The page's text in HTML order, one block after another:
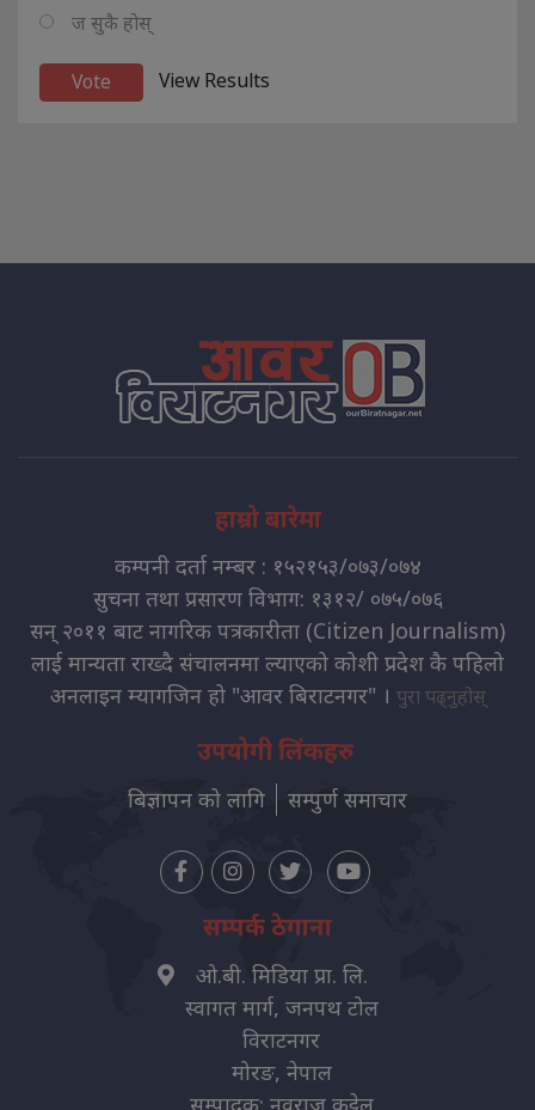
ज सुकै होस्
View Results
हाम्रो बारेमा
कम्पनी दर्ता नम्बर : १५२१५३/०७३/०७४
सुचना तथा प्रसारण विभाग: १३१२/ ०७५/०७६
सन् २०११ बाट नागरिक पत्रकारीता (Citizen Journalism)
लाई मान्यता राख्दै संचालनमा ल्याएको कोशी प्रदेश कै पहिलो
अनलाइन म्यागजिन हो "आवर बिराटनगर" । पुरा पढ्नुहोस्
उपयोगी लिंकहरु
बिज्ञापन को लागि सम्पुर्ण समाचार
सम्पर्क ठेगाना
ओ.बी. मिडिया प्रा. लि.
स्वागत मार्ग, जनपथ टोल
विराटनगर
मोरङ, नेपाल
सम्पादक: नवराज कट्टेल